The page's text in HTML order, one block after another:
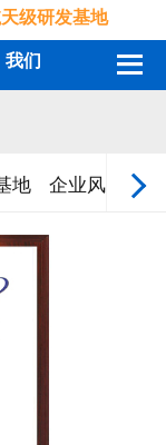
级研发基地
我们
地 企业风采 质